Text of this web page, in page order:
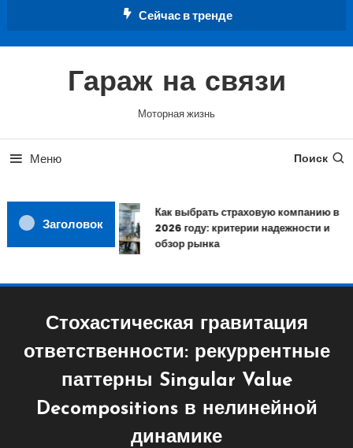
Сейчас в тренде
Гараж на связи
Моторная жизнь
Меню Поиск
Заголовок
Как выбрать страховую компанию в
2026 году: критерии надежности и
обзор рынка
Стохастическая гравитация
ответственности: рекуррентные
паттерны Singular Value
Decompositions в нелинейной
динамике